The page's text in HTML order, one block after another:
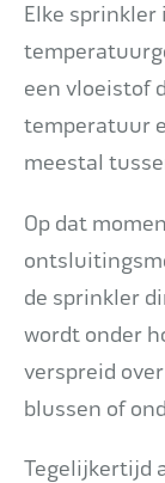
Elke sprinkler
een vloeistof
temperatuur
meestal
Op dat
de sprinkler
wordt onder
verspreid
blussen of
Tegelijkertijd